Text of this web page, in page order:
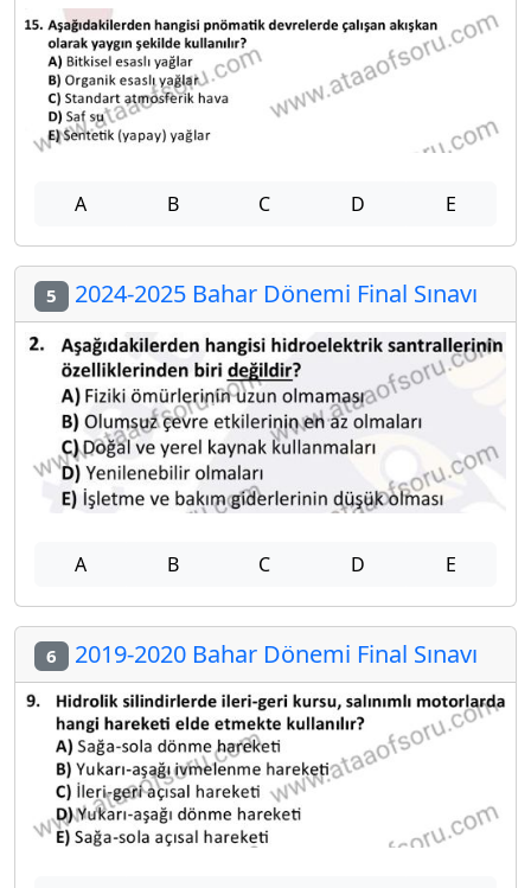
A B C D E
5 2024-2025 Bahar Dönemi Final Sınavı
A B C D E
6 2019-2020 Bahar Dönemi Final Sınavı